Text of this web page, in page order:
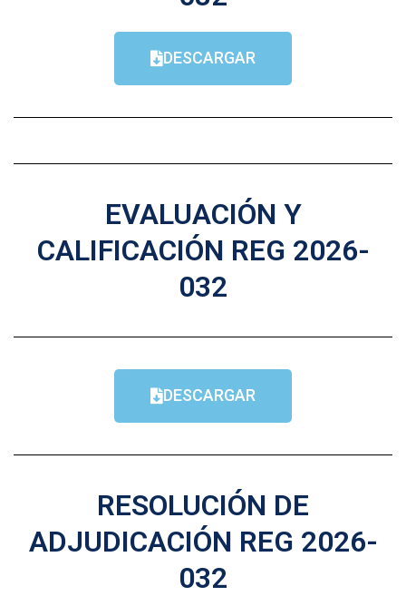
DESCARGAR
EVALUACIÓN Y
CALIFICACIÓN REG 2026-
032
DESCARGAR
RESOLUCIÓN DE
ADJUDICACIÓN REG 2026-
032